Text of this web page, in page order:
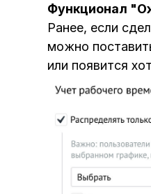
Функционал
Ранее, если
можно
или появится